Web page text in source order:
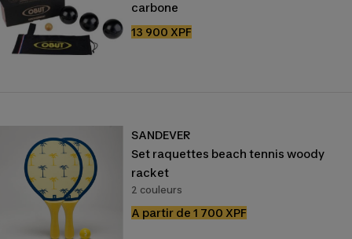
carbone
Prix
13 900 XPF
SANDEVER
Set raquettes beach tennis woody
racket
2 couleurs
Prix
A partir de 1 700 XPF